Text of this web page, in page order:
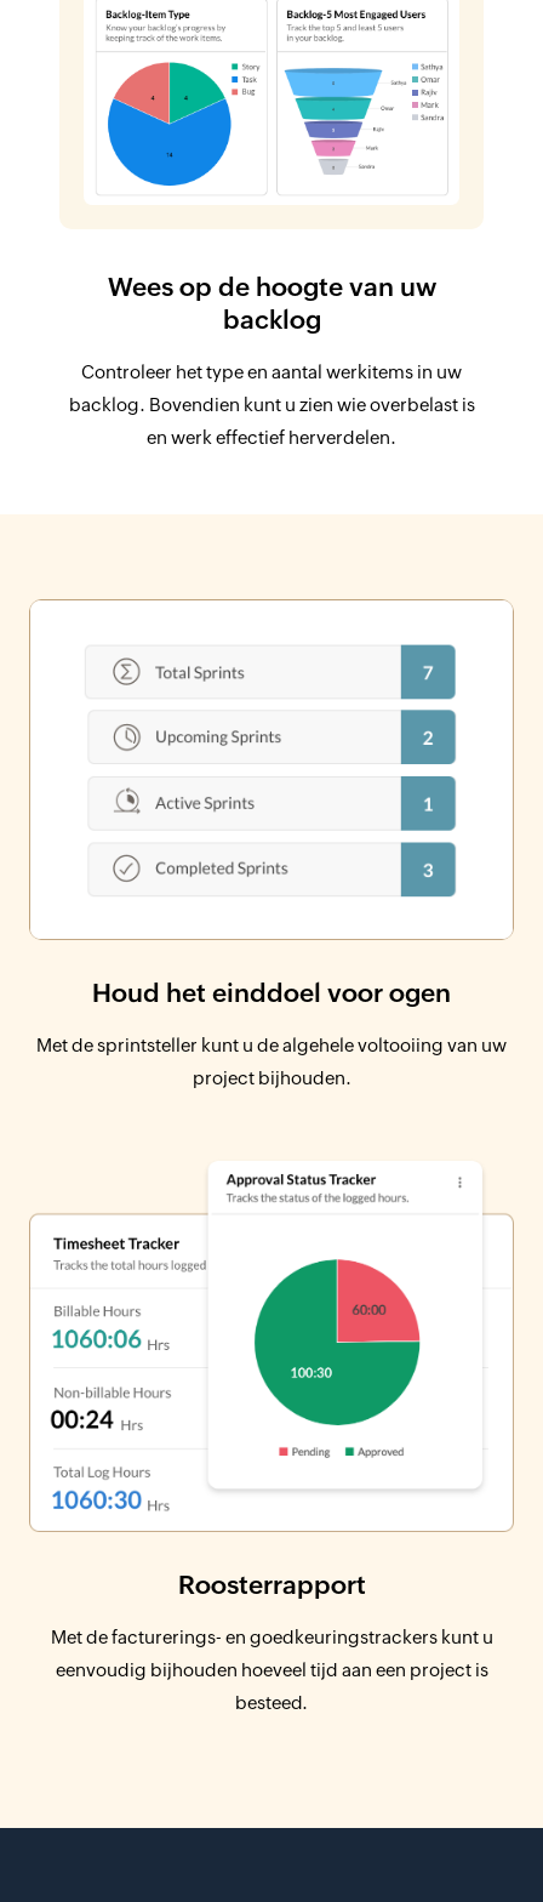
Wees op de hoogte van uw
backlog
Controleer het type en aantal werkitems in uw
backlog. Bovendien kunt u zien wie overbelast is
en werk effectief herverdelen.
Houd het einddoel voor ogen
Met de sprintsteller kunt u de algehele voltooiing van uw
project bijhouden.
Roosterrapport
Met de facturerings- en goedkeuringstrackers kunt u
eenvoudig bijhouden hoeveel tijd aan een project is
besteed.